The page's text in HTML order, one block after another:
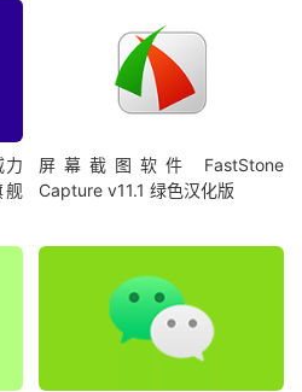
力
舰
屏幕截图软件 FastStone
Capture v11.1 绿色汉化版